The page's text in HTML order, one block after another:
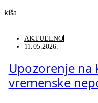
kiša
AKTUELNO
11.05.2026.
Upozorenje
vremenske